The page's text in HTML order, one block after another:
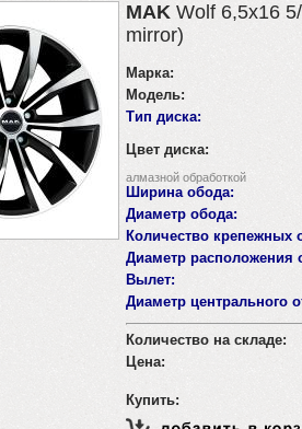
MAKWolf 6,5x16
mirror)
Марка:
Модель:
Тип диска:
Цвет диска:
алмазной обработкой
Ширина обода:
Диаметр обода:
Количество крепежных
Диаметр расположения
Вылет:
Диаметр центрального
Количество на складе:
Цена:
Купить: